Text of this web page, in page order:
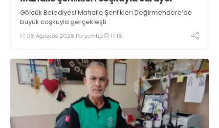
Gölcük Belediyesi Mahalle Şenlikleri Değirmendere’de
büyük coşkuyla gerçekleşti
06 Ağustos 2026 Perşembe 17:16